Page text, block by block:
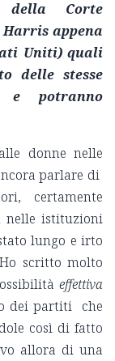
della Corte
Harris appena
Uniti) quali
delle stesse
e potranno
donne nelle
parlare di
certamente
nelle istituzioni
lungo e irto
scritto molto
effettiva
dei partiti che
così di fatto
allora di una